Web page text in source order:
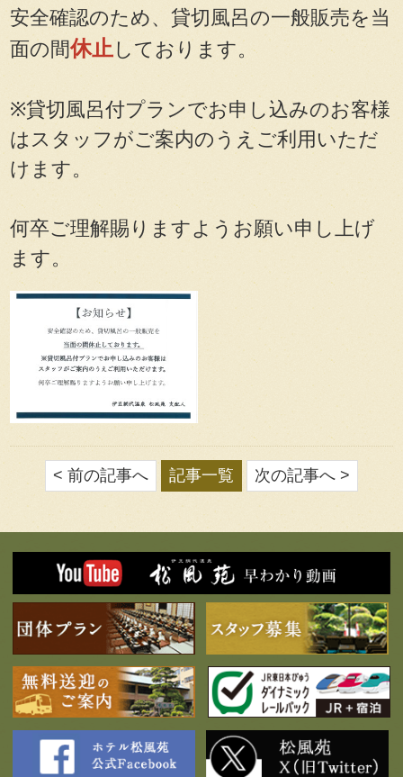
安全確認のため、貸切風呂の一般販売を当
面の間休止しております。
※貸切風呂付プランでお申し込みのお客様
はスタッフがご案内のうえご利用いただ
けます。
何卒ご理解賜りますようお願い申し上げ
ます。
< 前の記事へ 記事一覧 次の記事へ >